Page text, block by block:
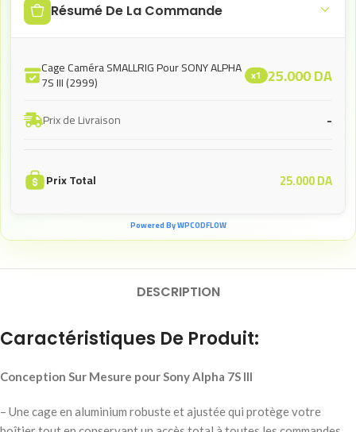
Résumé De La Commande
Cage Caméra SMALLRIG Pour SONY ALPHA
7S III (2999) x1 25.000DA
Prix de Livraison -
Prix Total 25.000DA
Powered By WPCODFLOW
DESCRIPTION
Caractéristiques De Produit:
Conception Sur Mesure pour Sony Alpha 7S III
– Une cage en aluminium robuste et ajustée qui protège votre